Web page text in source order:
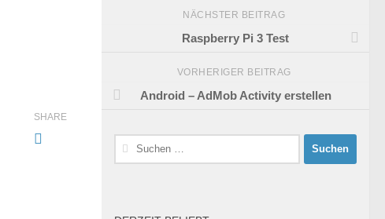
SHARE
NÄCHSTER BEITRAG
Raspberry Pi 3 Test
VORHERIGER BEITRAG
Android – AdMob Activity erstellen
Suchen
nach: